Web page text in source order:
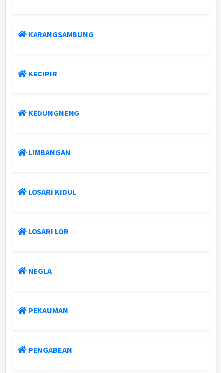
KARANGSAMBUNG
KECIPIR
KEDUNGNENG
LIMBANGAN
LOSARI KIDUL
LOSARI LOR
NEGLA
PEKAUMAN
PENGABEAN